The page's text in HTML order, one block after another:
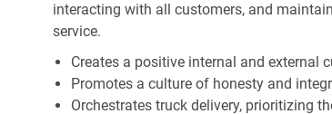
interacting with all customers, and
service.
Creates a positive internal and external
Promotes a culture of honesty and
Orchestrates truck delivery, prioritizing